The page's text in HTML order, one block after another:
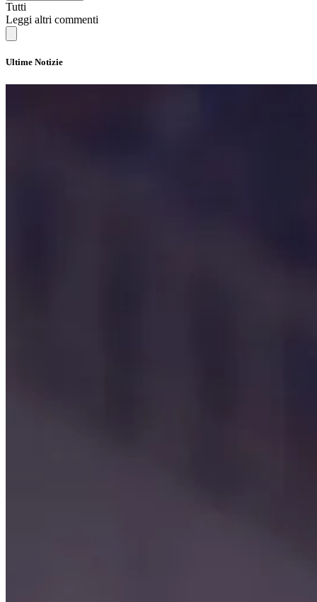
Tutti
Leggi altri commenti
Ultime Notizie